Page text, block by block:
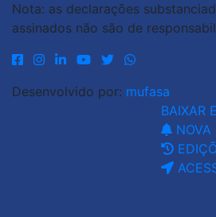
Nota: as declarações
assinados não são de
Desenvolvido por: mufasa
BAIXAR
NOVA